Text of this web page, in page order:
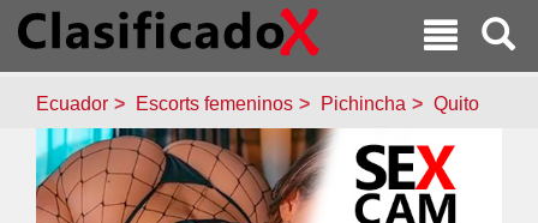
Ecuador Escorts femeninos Pichincha Quito